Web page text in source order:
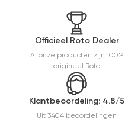
Officieel Roto Dealer
Al onze producten zijn 100%
origineel Roto
Klantbeoordeling: 4.8/5
Uit 3404 beoordelingen